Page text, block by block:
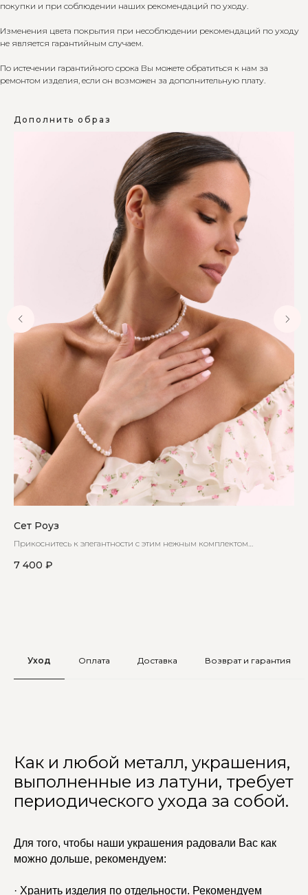
покупки и при соблюдении наших рекомендаций по уходу.
Изменения цвета покрытия при несоблюдении рекомендаций по уходу
не является гарантийным случаем.
По истечении гарантийного срока Вы можете обратиться к нам за
ремонтом изделия, если он возможен за дополнительную плату.
Дополнить образ
Сет Роуз
Прикоснитесь к элегантности с этим нежным комплектом
7 400 ₽
Уход Оплата Доставка Возврат и гарантия
Как и любой металл, украшения,
выполненные из латуни, требует
периодического ухода за собой.
Для того, чтобы наши украшения радовали Вас как
можно дольше, рекомендуем:
· Хранить изделия по отдельности. Рекомендуем